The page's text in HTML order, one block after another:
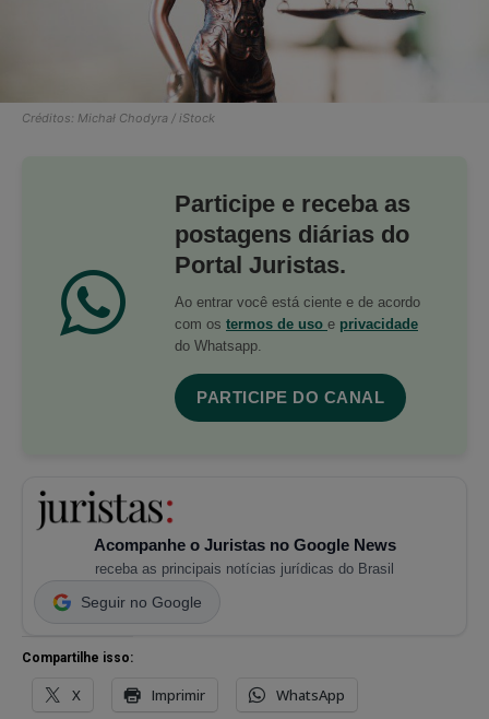
Créditos: Michał Chodyra / iStock
Participe e receba as
postagens diárias do
Portal Juristas.
Ao entrar você está ciente e de acordo
com os termos de uso e privacidade
do Whatsapp.
PARTICIPE DO CANAL
Acompanhe o Juristas no Google News
receba as principais notícias jurídicas do Brasil
Seguir no Google
Compartilhe isso:
X Imprimir WhatsApp